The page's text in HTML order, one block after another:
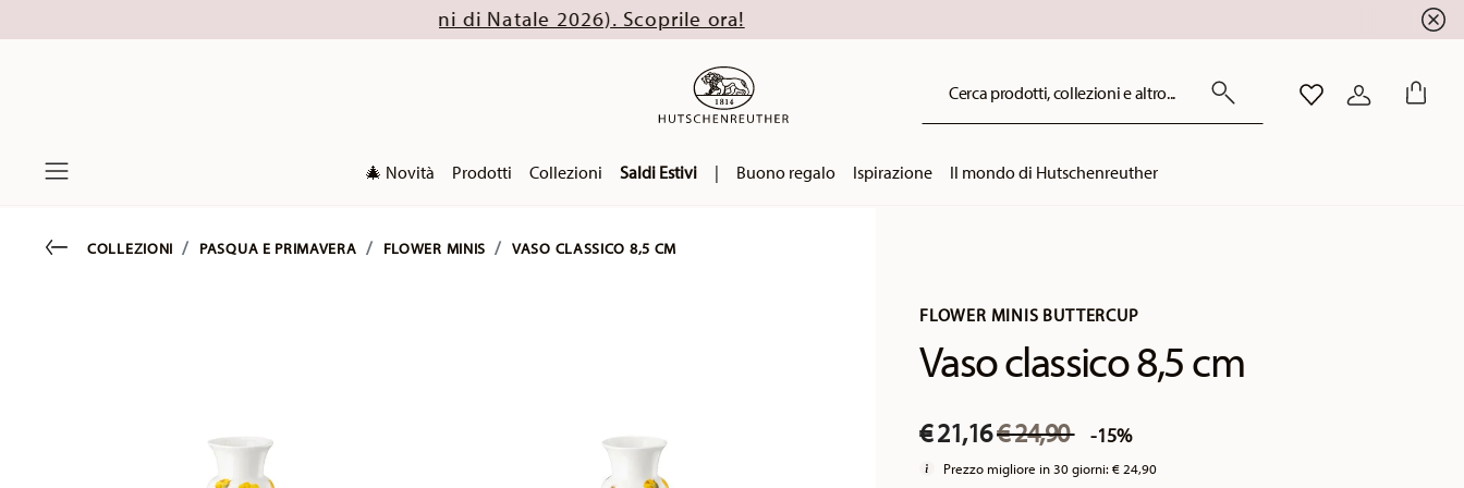
al 32% (escluse le collezioni di Natale 2026). Scoprile ora!
Cerca prodotti, collezioni e altro... LISTA DESIDERI
ACCEDI
🎄 Novità Prodotti Collezioni Saldi Estivi | Buono regalo Ispirazione Il mondo di Hutschenreuther
FLOWER MINIS BUTTERCUP
Vaso classico 8,5 cm
€ 21,16Price reduced from
€ 24,90to-15%
Prezzo migliore in 30 giorni:€ 24,90
Go backCOLLEZIONI PASQUA E PRIMAVERA FLOWER MINIS VASO CLASSICO 8,5 CM